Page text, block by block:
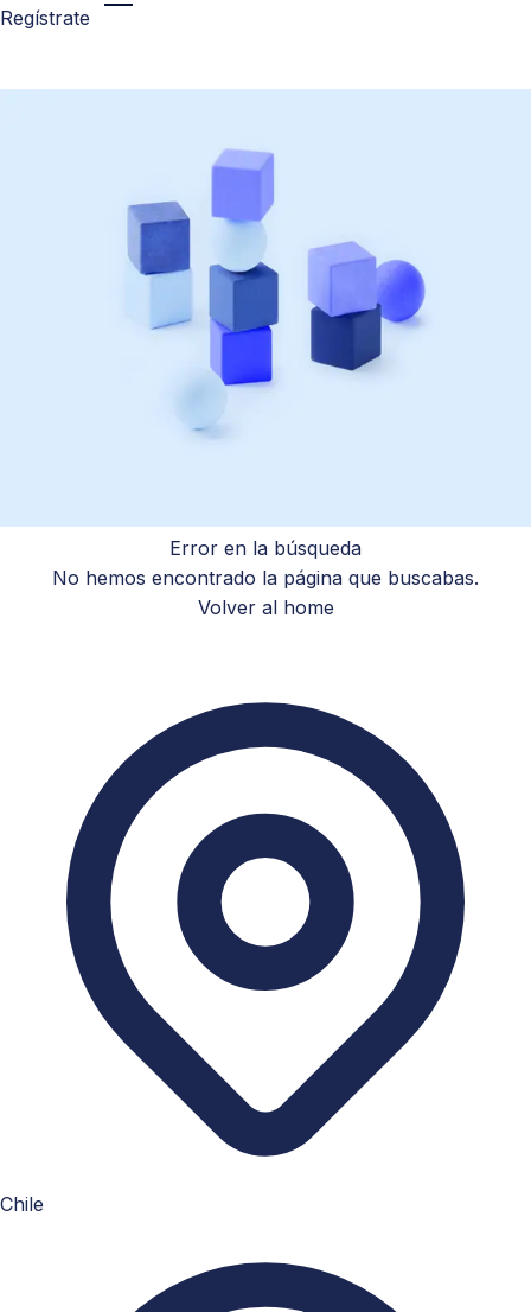
Regístrate
Error en la búsqueda
No hemos encontrado la página que buscabas.
Volver al home
Chile